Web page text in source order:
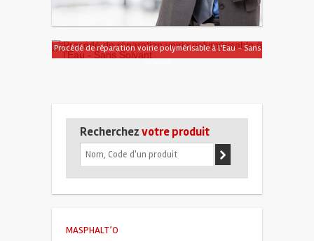
Procédé de réparation voirie polymérisable à l’Eau - Sans
Recherchezvotre produit
MASPHALT’O